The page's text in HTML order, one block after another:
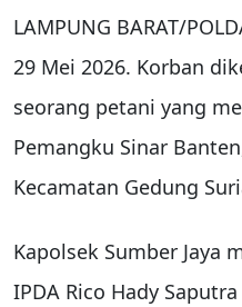
LAMPUNG BARAT/
29 Mei 2026. Korban
seorang petani yang
Pemangku Sinar
Kecamatan Gedung
Kapolsek Sumber Jaya
IPDA Rico Hady